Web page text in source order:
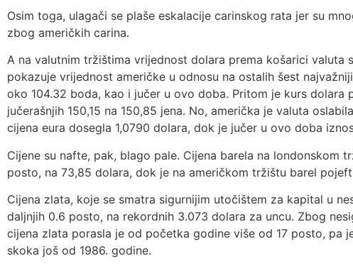
Osim toga, ulagači se plaše eskalacije carinskog rata jer su
zbog američkih carina.
A na valutnim tržištima vrijednost dolara prema košarici valuta
pokazuje vrijednost američke u odnosu na ostalih šest
oko 104.32 boda, kao i jučer u ovo doba. Pritom je kurs dolara
jučerašnjih 150,15 na 150,85 jena. No, američka je valuta
cijena eura dosegla 1,0790 dolara, dok je jučer u ovo doba
Cijene su nafte, pak, blago pale. Cijena barela na londonskom
posto, na 73,85 dolara, dok je na američkom tržištu barel
Cijena zlata, koje se smatra sigurnijim utočištem za kapital u
daljnjih 0.6 posto, na rekordnih 3.073 dolara za uncu. Zbog
cijena zlata porasla je od početka godine više od 17 posto, pa
skoka još od 1986. godine.